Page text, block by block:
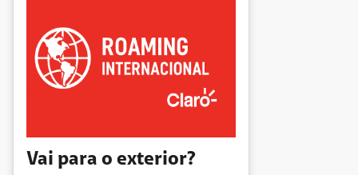
Vai para o exterior?